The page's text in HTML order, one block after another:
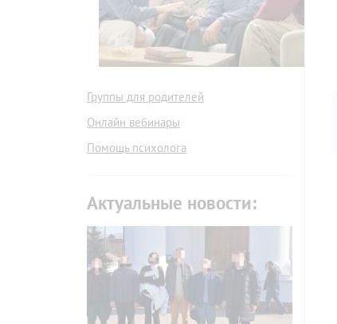
Группы для родителей
Онлайн вебинары
Помощь психолога
Актуальные новости: